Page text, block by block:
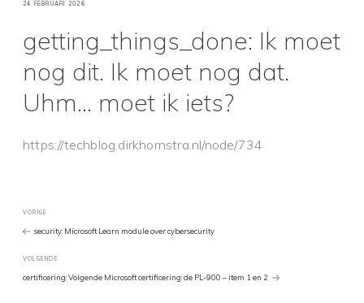
GEPLAATST
24 FEBRUARI 2026
getting_things_done: Ik moet
nog dit. Ik moet nog dat.
Uhm… moet ik iets?
https://techblog.dirkhornstra.nl/node/734
Bericht
navigatie
Vorig
bericht
VORIGE
security: Microsoft Learn module over cybersecurity
Volgend
Bericht
VOLGENDE
certificering: Volgende Microsoft certificering: de PL-900 – item 1 en 2